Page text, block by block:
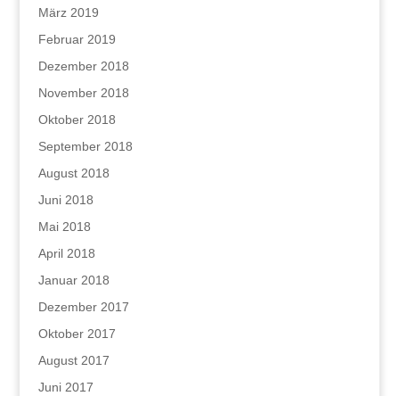
März 2019
Februar 2019
Dezember 2018
November 2018
Oktober 2018
September 2018
August 2018
Juni 2018
Mai 2018
April 2018
Januar 2018
Dezember 2017
Oktober 2017
August 2017
Juni 2017